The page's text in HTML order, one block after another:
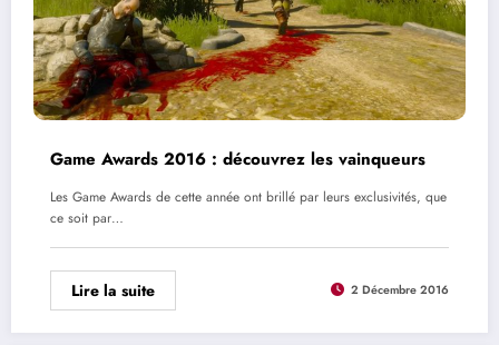
Game Awards 2016 : découvrez les vainqueurs
Les Game Awards de cette année ont brillé par leurs exclusivités, que
ce soit par…
Lire la suite 2 Décembre 2016